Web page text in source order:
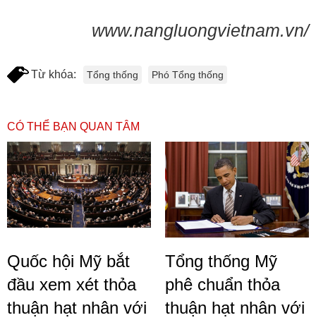
www.nangluongvietnam.vn/
Từ khóa: Tổng thống Phó Tổng thống
CÓ THỂ BẠN QUAN TÂM
Quốc hội Mỹ bắt
đầu xem xét thỏa
thuận hạt nhân với
Tổng thống Mỹ
phê chuẩn thỏa
thuận hạt nhân với